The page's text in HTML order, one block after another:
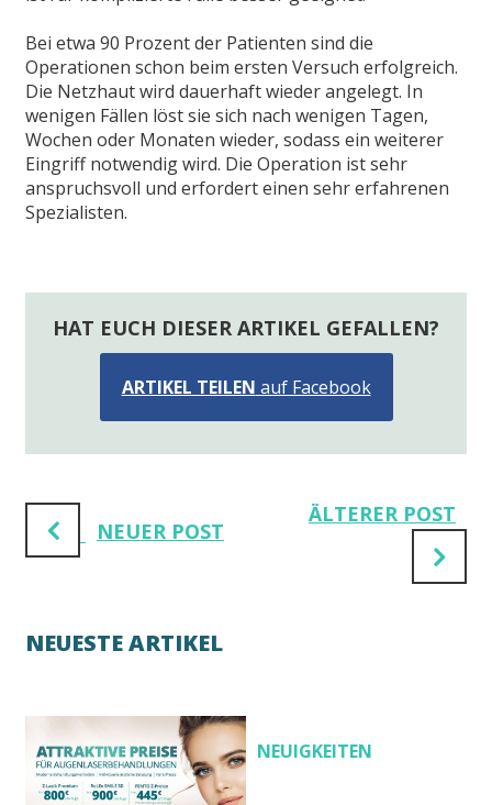
Bei etwa 90 Prozent der Patienten sind die
Operationen schon beim ersten Versuch erfolgreich.
Die Netzhaut wird dauerhaft wieder angelegt. In
wenigen Fällen löst sie sich nach wenigen Tagen,
Wochen oder Monaten wieder, sodass ein weiterer
Eingriff notwendig wird. Die Operation ist sehr
anspruchsvoll und erfordert einen sehr erfahrenen
Spezialisten.
HAT EUCH DIESER ARTIKEL GEFALLEN?
ARTIKEL TEILEN auf Facebook
NEUER POST
ÄLTERER POST
NEUESTE ARTIKEL
NEUIGKEITEN